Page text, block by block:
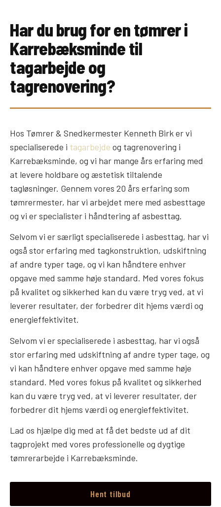
Har du brug for en tømrer i
Karrebæksminde til
tagarbejde og
tagrenovering?
Hos Tømrer & Snedkermester Kenneth Birk er vi
specialiserede i tagarbejde og tagrenovering i
Karrebæksminde, og vi har mange års erfaring med
at levere holdbare og æstetisk tiltalende
tagløsninger. Gennem vores 20 års erfaring som
tømrermester, har vi arbejdet mere med asbesttage
og vi er specialister i håndtering af asbesttag.
Selvom vi er særligt specialiserede i asbesttag, har vi
også stor erfaring med tagkonstruktion, udskiftning
af andre typer tage, og vi kan håndtere enhver
opgave med samme høje standard. Med vores fokus
på kvalitet og sikkerhed kan du være tryg ved, at vi
leverer resultater, der forbedrer dit hjems værdi og
energieffektivitet.
Selvom vi er specialiserede i asbesttag, har vi også
stor erfaring med udskiftning af andre typer tage, og
vi kan håndtere enhver opgave med samme høje
standard. Med vores fokus på kvalitet og sikkerhed
kan du være tryg ved, at vi leverer resultater, der
forbedrer dit hjems værdi og energieffektivitet.
Lad os hjælpe dig med at få det bedste ud af dit
tagprojekt med vores professionelle og dygtige
tømrerarbejde i Karrebæksminde.
Hent tilbud